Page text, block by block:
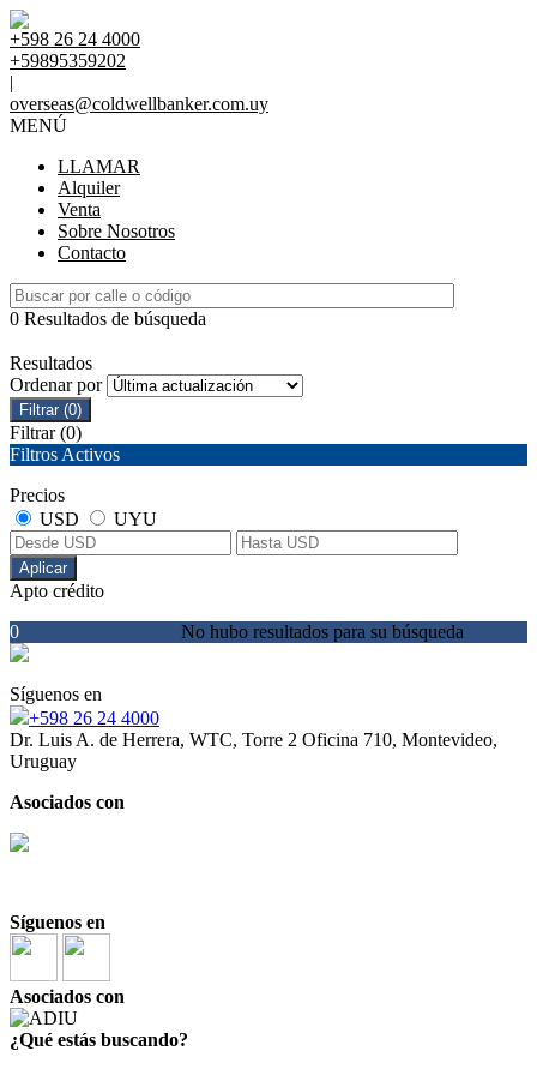
+598 26 24 4000
+59895359202
|
overseas@coldwellbanker.com.uy
MENÚ
LLAMAR
Alquiler
Venta
Sobre Nosotros
Contacto
0 Resultados de búsqueda
Resultados
Ordenar por
Filtrar (0)
Filtrar (0)
Filtros Activos
Precios
USD
UYU
Aplicar
Apto crédito
No hubo resultados para su búsqueda
0
Síguenos en
+598 26 24 4000
Dr. Luis A. de Herrera, WTC, Torre 2 Oficina 710, Montevideo,
Uruguay
Asociados con
Síguenos en
Asociados con
¿Qué estás buscando?